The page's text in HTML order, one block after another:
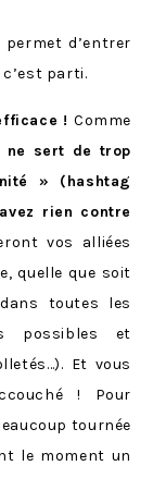
permet d’entrer
parti.
! Comme
ne sert de trop
» (hashtag
rien contre
vos alliées
quelle que soit
toutes les
possibles et
Et vous
! Pour
tournée
le moment un